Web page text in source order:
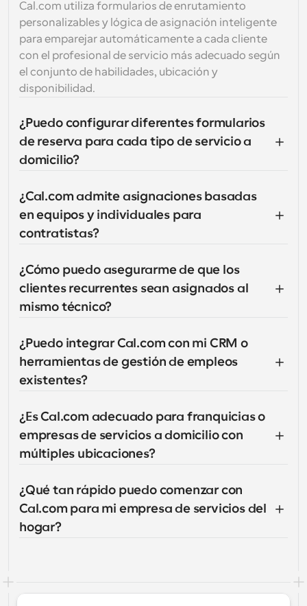
Cal.com utiliza formularios de enrutamiento
personalizables y lógica de asignación inteligente
para emparejar automáticamente a cada cliente
con el profesional de servicio más adecuado según
el conjunto de habilidades, ubicación y
disponibilidad.
¿Puedo configurar diferentes formularios
de reserva para cada tipo de servicio a
domicilio?
¿Cal.com admite asignaciones basadas
en equipos y individuales para
contratistas?
¿Cómo puedo asegurarme de que los
clientes recurrentes sean asignados al
mismo técnico?
¿Puedo integrar Cal.com con mi CRM o
herramientas de gestión de empleos
existentes?
¿Es Cal.com adecuado para franquicias o
empresas de servicios a domicilio con
múltiples ubicaciones?
¿Qué tan rápido puedo comenzar con
Cal.com para mi empresa de servicios del
hogar?